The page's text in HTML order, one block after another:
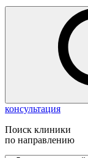
консультация
Поиск клиники
по направлению